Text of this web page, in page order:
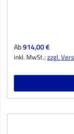
Regulärer Preis:
Ab914,00 €
inkl. MwSt.;zzgl.